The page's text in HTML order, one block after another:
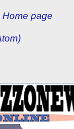
Home page